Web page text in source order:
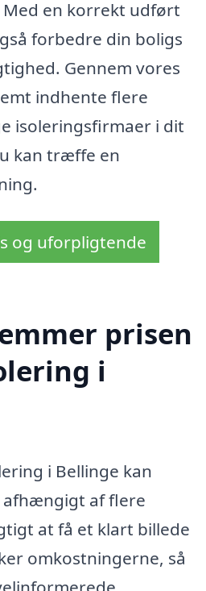
en korrekt udført
forbedre din boligs
Gennem vores
indhente flere
isoleringsfirmaer i dit
kan træffe en
og uforpligtende
prisen
i
i Bellinge kan
af flere
at få et klart billede
omkostningerne, så